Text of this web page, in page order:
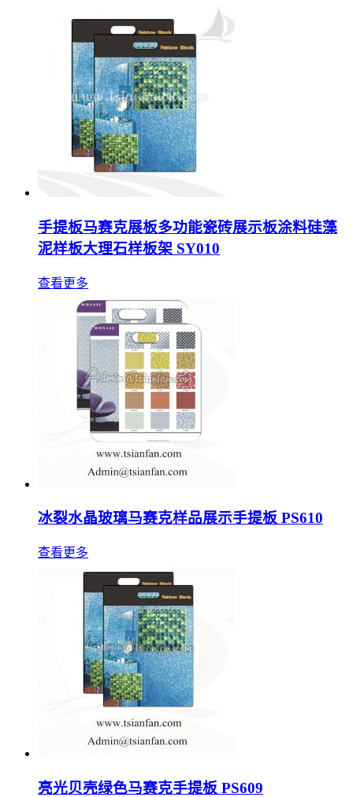
手提板马赛克展板多功能瓷砖展示板涂料硅藻
泥样板大理石样板架 SY010
查看更多
冰裂水晶玻璃马赛克样品展示手提板 PS610
查看更多
亮光贝壳绿色马赛克手提板 PS609